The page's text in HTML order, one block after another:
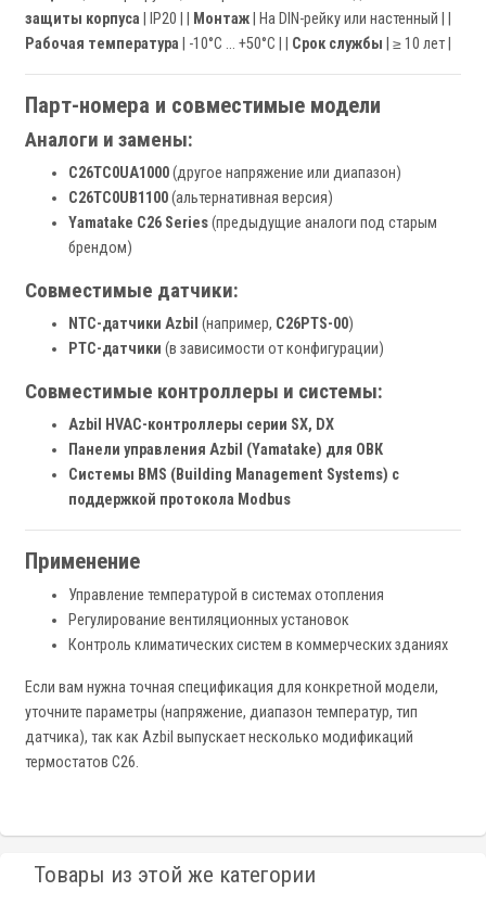
защиты корпуса | IP20 | | Монтаж | На DIN-рейку или настенный | |
Рабочая температура | -10°C … +50°C | | Срок службы | ≥ 10 лет |
Парт-номера и совместимые модели
Аналоги и замены:
C26TC0UA1000(другое напряжение или диапазон)
C26TC0UB1100(альтернативная версия)
Yamatake C26 Series(предыдущие аналоги под старым
брендом)
Совместимые датчики:
NTC-датчики Azbil (например, C26PTS-00)
PTC-датчики (в зависимости от конфигурации)
Совместимые контроллеры и системы:
Azbil HVAC-контроллеры серии SX, DX
Панели управления Azbil (Yamatake) для ОВК
Системы BMS (Building Management Systems) с
поддержкой протокола Modbus
Применение
Управление температурой в системах отопления
Регулирование вентиляционных установок
Контроль климатических систем в коммерческих зданиях
Если вам нужна точная спецификация для конкретной модели,
уточните параметры (напряжение, диапазон температур, тип
датчика), так как Azbil выпускает несколько модификаций
термостатов C26.
Товары из этой же категории